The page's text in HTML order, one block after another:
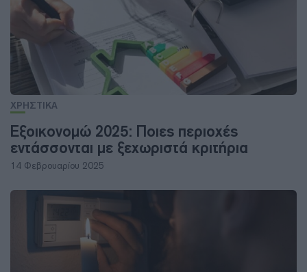
ΧΡΗΣΤΙΚΑ
Εξοικονομώ 2025: Ποιες περιοχές
εντάσσονται με ξεχωριστά κριτήρια
14 Φεβρουαρίου 2025